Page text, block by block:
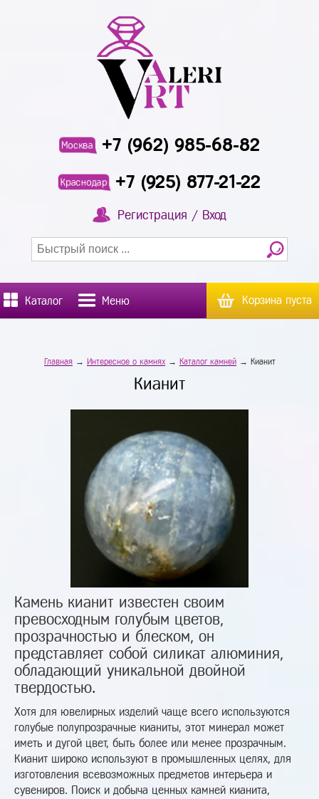
Москва +7 (962) 985-68-82
Краснодар +7 (925) 877-21-22
Регистрация / Вход
Каталог Меню Корзина пуста
Главная→ Интересное о камнях→ Каталог камней→ Кианит
Кианит
Камень кианит известен своим
превосходным голубым цветов,
прозрачностью и блеском, он
представляет собой силикат алюминия,
обладающий уникальной двойной
твердостью.
Хотя для ювелирных изделий чаще всего используются
голубые полупрозрачные кианиты, этот минерал может
иметь и дугой цвет, быть более или менее прозрачным.
Кианит широко используют в промышленных целях, для
изготовления всевозможных предметов интерьера и
сувениров. Поиск и добыча ценных камней кианита,